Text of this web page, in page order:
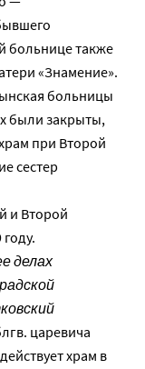
больнице также
«Знамение».
больницы
были закрыты,
при Второй
сестер
и Второй
делах
царевича
храм в